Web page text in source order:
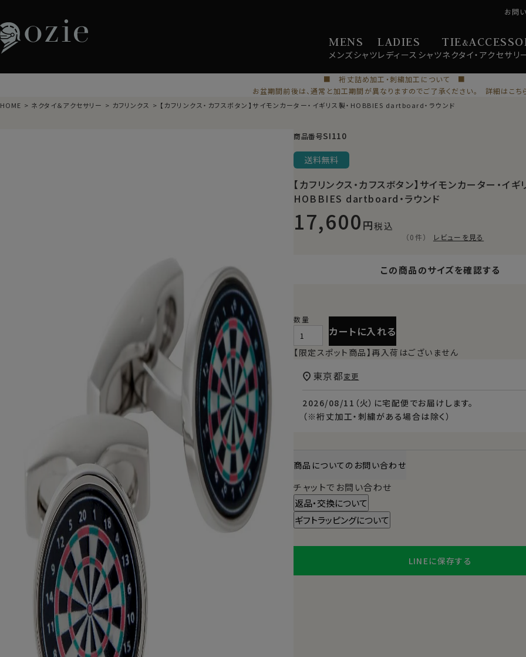
MENS
メンズシャツ
LADIES
レディース シャツ
TIE&
ネクタイ・ アクセサリ
お問
■ 裄丈詰め加工・刺繍加工について ■
お盆期間前後は、通常と加工期間が異なりますのでご了承ください。 詳細はこ
HOME ネクタイ＆アクセサリー カフリンクス 【カフリンクス・カフスボタン】サイモンカーター・イギリス製・HOBBIES dartboard・ラウンド
商品番号SI110
送料無料
【カフリンクス・カフスボタン】サイモンカーター・イギ
HOBBIES dartboard・ラウンド
17,600 税込
（0件） レビューを見る
この商品のサイズを確認する
カートに入れる
【限定スポット商品】再入荷はございません
2026/08/11（火） に宅配便 でお届けします。
（※裄丈加工・刺繍がある場合は除く）
東京都変更
商品についてのお問い合わせ
チャットでお問い合わせ
返品・交換について
ギフトラッピングについて
LINEに保存する